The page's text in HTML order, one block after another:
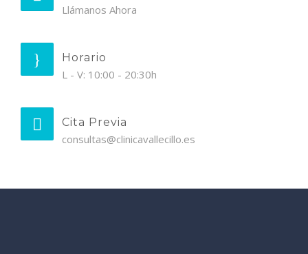
Llámanos Ahora
Horario
L - V: 10:00 - 20:30h
Cita Previa
consultas@clinicavallecillo.es